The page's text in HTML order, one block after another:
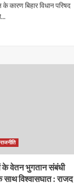
कारण बिहार विधान परिषद
राजनीति
के वेतन भुगतान संबंधी
विश्वासघात : राजद